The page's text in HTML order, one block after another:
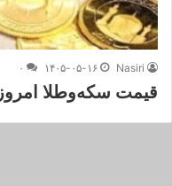
Nasiri ۱۴۰۵-۰۵-۱۶ ۰
قیمت سکه‌و‌طلا‌ امروز ۱۶ مرداد مرداد/جدول